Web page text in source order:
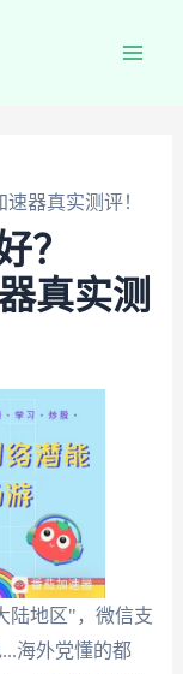
器真实测评！
？
真实测
陆地区"，微信支
海外党懂的都